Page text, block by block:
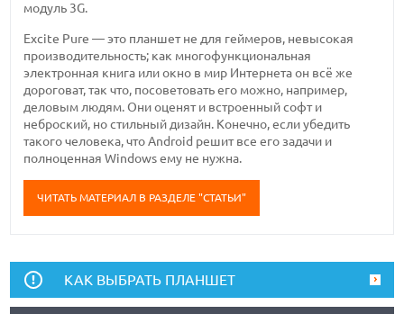
модуль 3G.
Excite Pure — это планшет не для геймеров, невысокая
производительность; как многофункциональная
электронная книга или окно в мир Интернета он всё же
дороговат, так что, посоветовать его можно, например,
деловым людям. Они оценят и встроенный софт и
неброский, но стильный дизайн. Конечно, если убедить
такого человека, что Android решит все его задачи и
полноценная Windows ему не нужна.
ЧИТАТЬ МАТЕРИАЛ В РАЗДЕЛЕ "СТАТЬИ"
КАК ВЫБРАТЬ ПЛАНШЕТ